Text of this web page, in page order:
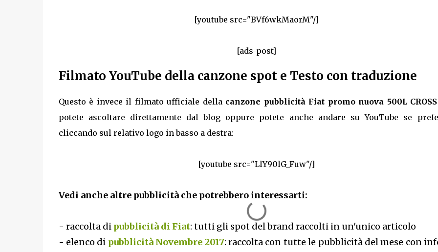
[youtube src="BVf6wkMaorM"/]
[ads-post]
Filmato YouTube della canzone spot e Testo con traduzione
Questo è invece il filmato ufficiale della canzone pubblicità Fiat promo nuova 500L CROSS
potete ascoltare direttamente dal blog oppure potete anche andare su YouTube se
cliccando sul relativo logo in basso a destra:
[youtube src="LlY90lG_Fuw"/]
Vedi anche altre pubblicità che potrebbero interessarti:
- raccolta di pubblicità di Fiat: tutti gli spot del brand raccolti in un'unico articolo
- elenco di pubblicità Novembre 2017: raccolta con tutte le pubblicità del mese con